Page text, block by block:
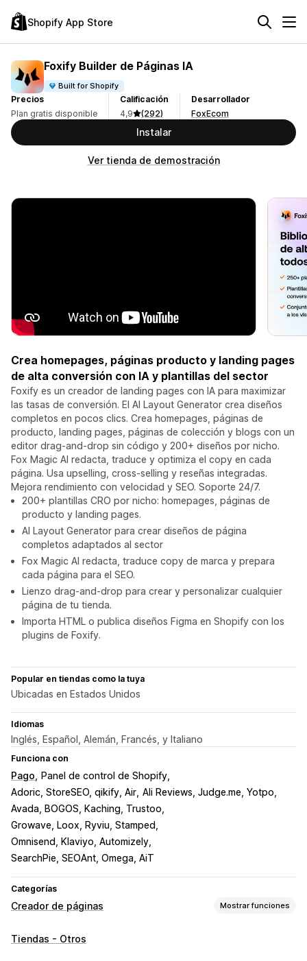
Shopify App Store
Foxify Builder de Páginas IA
Built for Shopify
Precios
Plan gratis disponible
Calificación
4,9
(292)
Desarrollador
FoxEcom
Instalar
Ver tienda de demostración
Crea homepages, páginas producto y landing pages
de alta conversión con IA y plantillas del sector
Foxify es un creador de landing pages con IA para maximizar
las tasas de conversión. El AI Layout Generator crea diseños
completos en pocos clics. Crea homepages, páginas de
producto, landing pages, páginas de colección y blogs con un
editor drag-and-drop sin código y 200+ diseños por nicho.
Fox Magic AI redacta, traduce y optimiza el copy en cada
página. Usa upselling, cross-selling y reseñas integradas.
Mejora rendimiento con velocidad y SEO. Soporte 24/7.
200+ plantillas CRO por nicho: homepages, páginas de
producto y landing pages.
AI Layout Generator para crear diseños de página
completos adaptados al sector
Fox Magic AI redacta, traduce copy de marca y prepara
cada página para el SEO.
Lienzo drag-and-drop para crear y personalizar cualquier
página de tu tienda.
Importa HTML o publica diseños Figma en Shopify con los
plugins de Foxify.
Popular en tiendas como la tuya
Ubicadas en Estados Unidos
Idiomas
Inglés, Español, Alemán, Francés, y Italiano
Funciona con
Pago
Panel de control de Shopify
Adoric, StoreSEO, qikify, Air Ali Reviews, Judge.me, Yotpo
Avada, BOGOS, Kaching, Trustoo
Growave, Loox, Ryviu, Stamped
Omnisend, Klaviyo, Automizely
SearchPie, SEOAnt, Omega, AiT
Categorías
Creador de páginas Mostrar funciones
Tipos de páginas
Tiendas - Otros